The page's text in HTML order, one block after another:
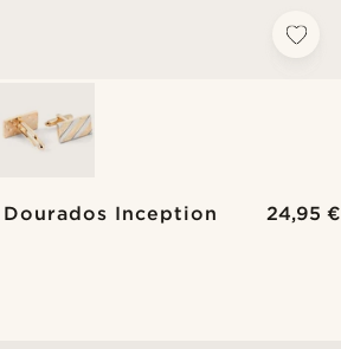
Inception 24,95 €